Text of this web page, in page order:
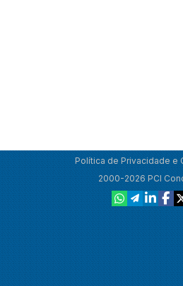
Política de Privacidade e
2000-2026 PCI